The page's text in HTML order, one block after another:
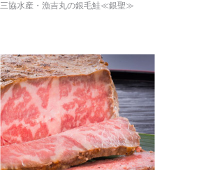
三協水産・漁吉丸の銀毛鮭≪銀聖≫